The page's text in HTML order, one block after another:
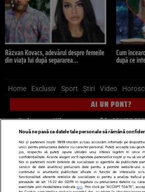
Răzvan Kovacs, adevărul despre femeile
din viața lui după separarea…
Cum
după ce
Home Exclusiv Sport Știri Video
AI UN PONT?
Scrie-ne pe Whatsapp, sună la
pont@cancan.ro
Știri interne Știri externe
Ultimele stiri
Diete Insula Iubirii
Horoscop
Nouă ne pasă ca datele tale personale să rămână
Noi și partenerii noștri 1019stocăm și/sau accesăm informații pe
unici pentru prelucrarea datelor cu caracter personal. Puteți accepta sau
jos, respectiv vă puteți opune utilizării unui interes legitim în orice
confidențialitate. Aceste alegeri vor fi raportate partenerilor noștri și nu vă vor
Noi si partenerii nostri (retelele de socializare si agentiile de publicitate
servicii de date analitice) prelucram date pentru a permite website-ului
continutul si anunturile publicitare afisate in functie de interesele si/
functionalitati aferente retelelor de socializare si pentru a analiza traficul
prevazute de art. 15-22 din GDPR in legatura cu prelucrarea datelor cu
exercitate prin modalitatea indicataaici . Prin click pe “ACCEPT TOATE”,